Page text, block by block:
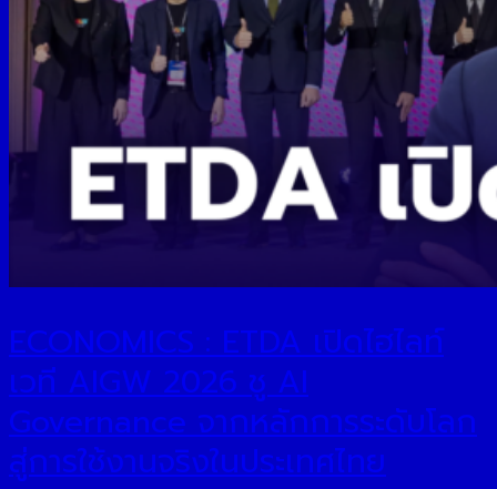
ECONOMICS : ETDA เปิดไฮไลท์
เวที AIGW 2026 ชู AI
Governance จากหลักการระดับโลก
สู่การใช้งานจริงในประเทศไทย